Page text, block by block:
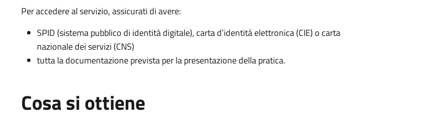
Per accedere al servizio, assicurati di avere:
SPID (sistema pubblico di identità digitale), carta d’identità elettronica (CIE) o carta
nazionale dei servizi (CNS)
tutta la documentazione prevista per la presentazione della pratica.
Cosa si ottiene